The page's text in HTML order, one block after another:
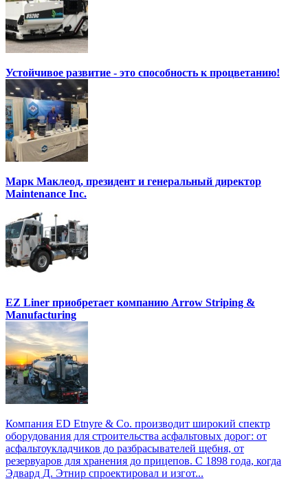
Устойчивое развитие - это способность к процветанию!
Марк Маклеод, президент и генеральный директор
Maintenance Inc.
EZ Liner приобретает компанию Arrow Striping &
Manufacturing
Компания ED Etnyre & Co. производит широкий спектр
оборудования для строительства асфальтовых дорог: от
асфальтоукладчиков до разбрасывателей щебня, от
резервуаров для хранения до прицепов. С 1898 года, когда
Эдвард Д. Этнир спроектировал и изгот...